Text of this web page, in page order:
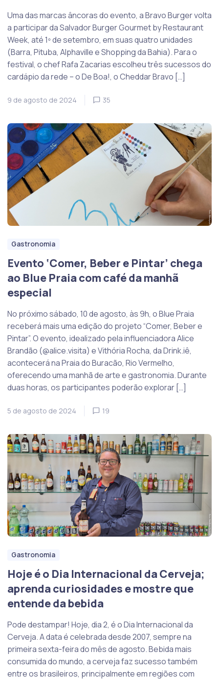
Uma das marcas âncoras do evento, a Bravo Burger volta
a participar da Salvador Burger Gourmet by Restaurant
Week, até 1º de setembro, em suas quatro unidades
(Barra, Pituba, Alphaville e Shopping da Bahia). Para o
festival, o chef Rafa Zacarias escolheu três sucessos do
cardápio da rede – o De Boa!, o Cheddar Bravo […]
9 de agosto de 2024 35
Gastronomia
Evento ‘Comer, Beber e Pintar’ chega
ao Blue Praia com café da manhã
especial
No próximo sábado, 10 de agosto, às 9h, o Blue Praia
receberá mais uma edição do projeto “Comer, Beber e
Pintar”. O evento, idealizado pela influenciadora Alice
Brandão (@alice.visita) e Vithória Rocha, da Drink.iê,
acontecerá na Praia do Buracão, Rio Vermelho,
oferecendo uma manhã de arte e gastronomia. Durante
duas horas, os participantes poderão explorar […]
5 de agosto de 2024 19
Gastronomia
Hoje é o Dia Internacional da Cerveja;
aprenda curiosidades e mostre que
entende da bebida
Pode destampar! Hoje, dia 2, é o Dia Internacional da
Cerveja. A data é celebrada desde 2007, sempre na
primeira sexta-feira do mês de agosto. Bebida mais
consumida do mundo, a cerveja faz sucesso também
entre os brasileiros, principalmente em regiões com